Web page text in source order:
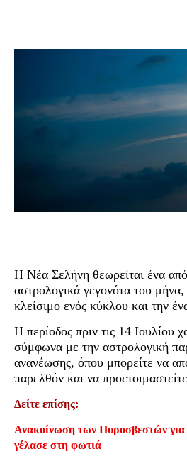
Η Νέα Σελήνη θεωρείται ένα
αστρολογικά γεγονότα του
κλείσιμο ενός κύκλου και την
Η περίοδος πριν τις 14 Ιουλίου
σύμφωνα με την αστρολογική
ανανέωσης, όπου μπορείτε να
παρελθόν και να
Δείτε επίσης:
Ανακοίνωση των Πυροσβεστών για
γέλασε στη φωτιά